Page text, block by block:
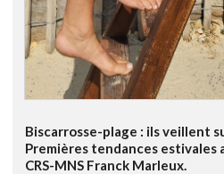
Biscarrosse-plage : ils veillent
Premières tendances estivales
CRS-MNS Franck Marleux.